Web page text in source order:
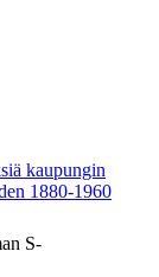
kaupungin
1880-1960
S-